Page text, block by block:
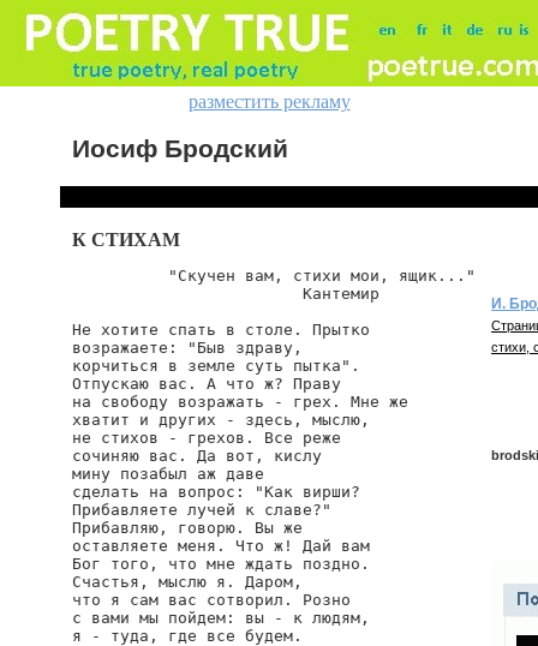
разместить рекламу
Иосиф Бродский
К СТИХАМ
          "Скучен вам, стихи мои, ящик..."
                        Кантемир
Не хотите спать в столе. Прытко
возражаете: "Быв здраву,
корчиться в земле суть пытка".
Отпускаю вас. А что ж? Праву
на свободу возражать - грех. Мне же
хватит и других - здесь, мыслю,
не стихов - грехов. Все реже
сочиняю вас. Да вот, кислу
мину позабыл аж даве
сделать на вопрос: "Как вирши?
Прибавляете лучей к славе?"
Прибавляю, говорю. Вы же
оставляете меня. Что ж! Дай вам
Бог того, что мне ждать поздно.
Счастья, мыслю я. Даром,
что я сам вас сотворил. Розно
с вами мы пойдем: вы - к людям,
я - туда, где все будем.
И.
стихи,